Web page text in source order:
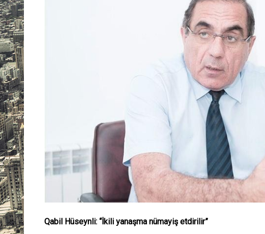
Qabil Hüseynli: “İkili yanaşma nümayiş etdirilir”